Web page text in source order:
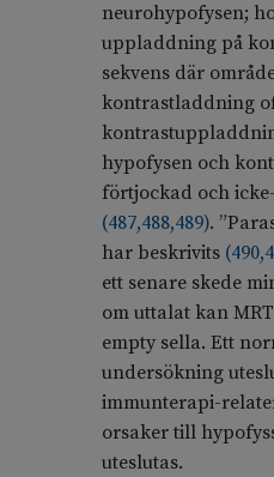
neurohypofysen;
uppladdning på
sekvens där
kontrastladdning
hypofysen och
förtjockad och
(487,488,489).
har beskrivits (490,
ett senare skede
om uttalat kan
empty sella. Ett
undersökning
immunterapi-
orsaker till
uteslutas.